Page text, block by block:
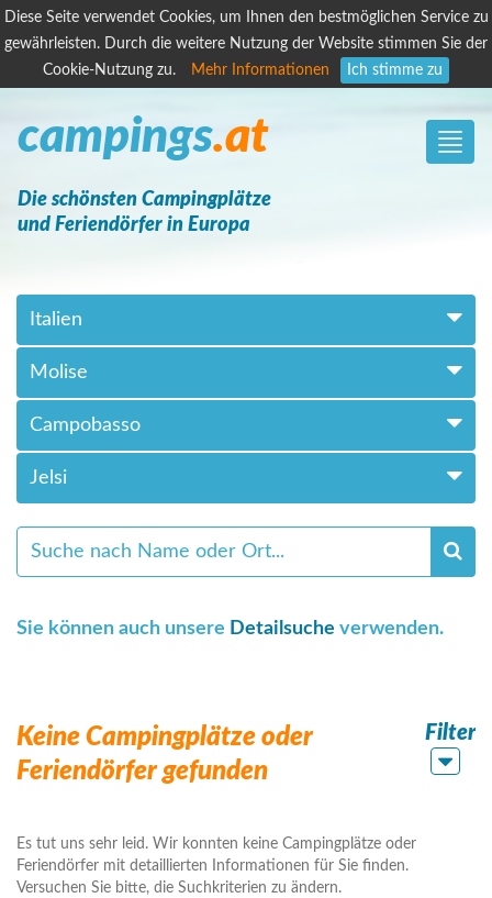
Diese Seite verwendet Cookies, um Ihnen den bestmöglichen Service zu
gewährleisten. Durch die weitere Nutzung der Website stimmen Sie der
Cookie-Nutzung zu.
Mehr Informationen Ich stimme zu
Toggle
campings.at
Die schönsten Campingplätze
und Feriendörfer in Europa
Italien
Molise
Campobasso
Jelsi
Sie können auch unsere Detailsuche verwenden.
Keine Campingplätze oder
Feriendörfer gefunden
Filter
Es tut uns sehr leid. Wir konnten keine Campingplätze oder
Feriendörfer mit detaillierten Informationen für Sie finden.
Versuchen Sie bitte, die Suchkriterien zu ändern.